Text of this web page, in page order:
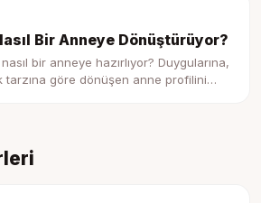
Bir Anneye Dönüştürüyor?
bir anneye hazırlıyor? Duygularına,
tarzına göre dönüşen anne profilini